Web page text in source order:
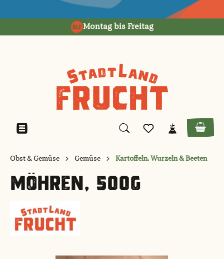
Montag bis Freitag
Obst & Gemüse Gemüse Kartoffeln, Wurzeln & Beeten
MÖHREN, 500G